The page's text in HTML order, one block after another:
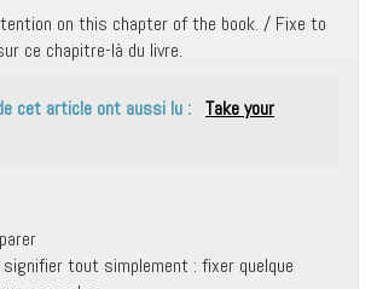
on this chapter of the book. / Fixe to
ce chapitre-là du livre.
cet article ont aussi lu : Take your
tout simplement : fixer quelque